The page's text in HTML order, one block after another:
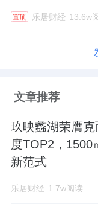
置顶 乐居财经 13.6w
文章推荐
玖映蠡湖荣膺克
度TOP2，1500
新范式
乐居财经 1.7w阅读